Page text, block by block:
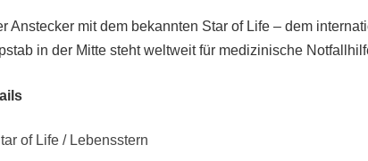
Anstecker mit dem bekannten Star of Life – dem
in der Mitte steht weltweit für medizinische
of Life / Lebensstern